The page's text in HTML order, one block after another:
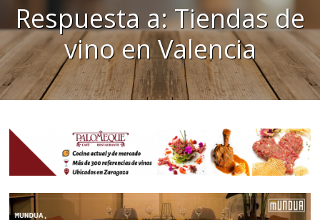
Respuesta a: Tiendas de
vino en Valencia